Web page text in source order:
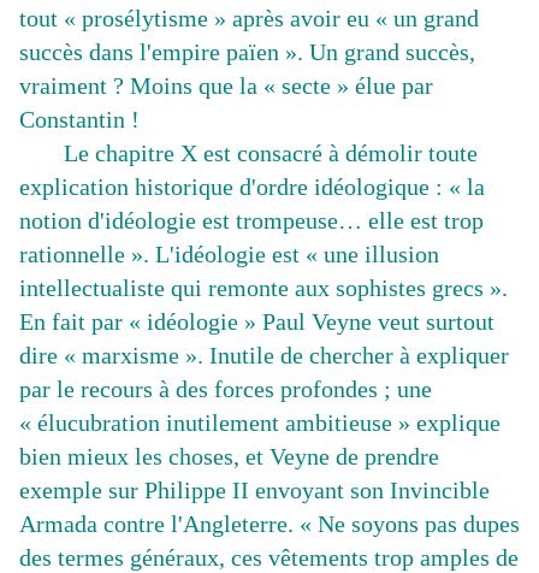
tout « prosélytisme » après avoir eu « un grand
succès dans l'empire païen ». Un grand succès,
vraiment ? Moins que la « secte » élue par
Constantin !
Le chapitre X est consacré à démolir toute
explication historique d'ordre idéologique : « la
notion d'idéologie est trompeuse… elle est trop
rationnelle ». L'idéologie est « une illusion
intellectualiste qui remonte aux sophistes grecs ».
En fait par « idéologie » Paul Veyne veut surtout
dire « marxisme ». Inutile de chercher à expliquer
par le recours à des forces profondes ; une
« élucubration inutilement ambitieuse » explique
bien mieux les choses, et Veyne de prendre
exemple sur Philippe II envoyant son Invincible
Armada contre l'Angleterre. « Ne soyons pas dupes
des termes généraux, ces vêtements trop amples de